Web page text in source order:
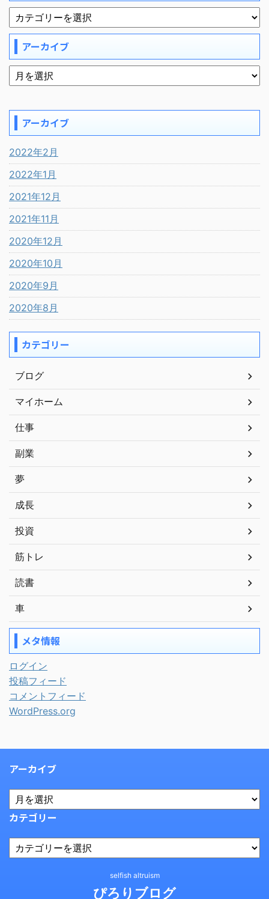
アーカイブ
アーカイブ
2022年2月
2022年1月
2021年12月
2021年11月
2020年12月
2020年10月
2020年9月
2020年8月
カテゴリー
ブログ
マイホーム
仕事
副業
夢
成長
投資
筋トレ
読書
車
メタ情報
ログイン
投稿フィード
コメントフィード
WordPress.org
アーカイブ
カテゴリー
selfish altruism
ぴろりブログ